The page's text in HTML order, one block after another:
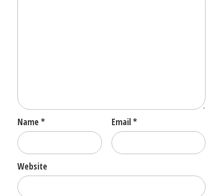
Name * Email*
Website